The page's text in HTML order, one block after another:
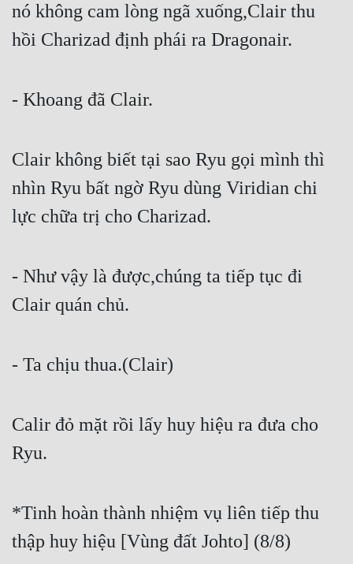
nó không cam lòng ngã xuống,Clair thu
hồi Charizad định phái ra Dragonair.
- Khoang đã Clair.
Clair không biết tại sao Ryu gọi mình thì
nhìn Ryu bất ngờ Ryu dùng Viridian chi
lực chữa trị cho Charizad.
- Như vậy là được,chúng ta tiếp tục đi
Clair quán chủ.
- Ta chịu thua.(Clair)
Calir đỏ mặt rồi lấy huy hiệu ra đưa cho
Ryu.
*Tinh hoàn thành nhiệm vụ liên tiếp thu
thập huy hiệu [Vùng đất Johto] (8/8)